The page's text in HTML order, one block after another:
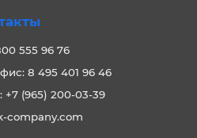
555 96 76
8 495 401 96 46
+7 (965) 200-03-39
company.com